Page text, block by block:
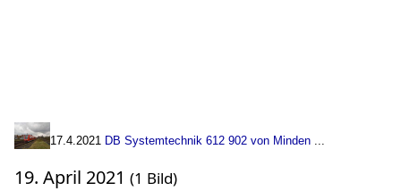
17.4.2021 DB Systemtechnik 612 902 von Minden ...
19. April 2021 (1 Bild)